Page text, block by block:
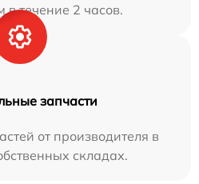
в течение 2 часов.
запчасти
от производителя в
складах.